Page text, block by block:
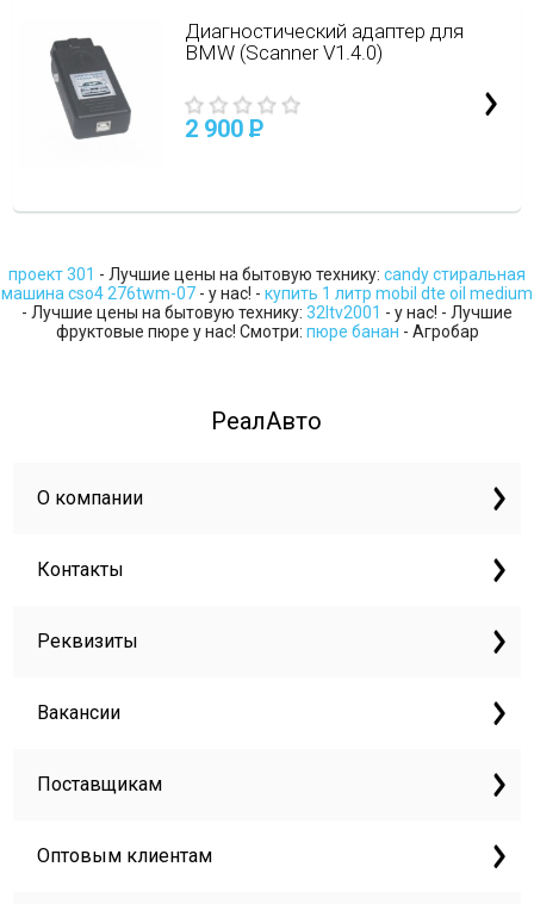
Диагностический адаптер для
BMW (Scanner V1.4.0)
2 900 P
проект 301 - Лучшие цены на бытовую технику: candy стиральная
машина cso4 276twm-07 - у нас! - купить 1 литр mobil dte oil medium
- Лучшие цены на бытовую технику: 32ltv2001 - у нас! - Лучшие
фруктовые пюре у нас! Смотри: пюре банан - Агробар
РеалАвто
О компании
Контакты
Реквизиты
Вакансии
Поставщикам
Оптовым клиентам